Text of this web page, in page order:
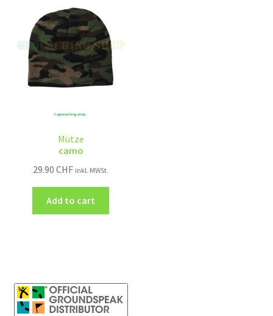
Mütze
camo
29.90CHF inkl. MWSt.
Add to cart